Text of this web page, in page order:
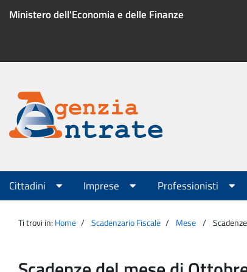
Ministero dell'Economia e delle Finanze
Menu
servizio
Agenzia
Entrate
Menu
principale
Cittadini Imprese Professionisti
Ti trovi in: Home Scadenzario Fiscale Mese